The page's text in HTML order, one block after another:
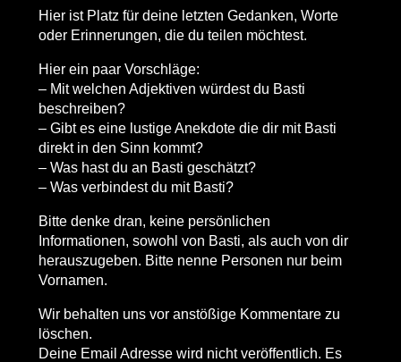
Hier ist Platz für deine letzten Gedanken, Worte
oder Erinnerungen, die du teilen möchtest.
Hier ein paar Vorschläge:
– Mit welchen Adjektiven würdest du Basti
beschreiben?
– Gibt es eine lustige Anekdote die dir mit Basti
direkt in den Sinn kommt?
– Was hast du an Basti geschätzt?
– Was verbindest du mit Basti?
Bitte denke dran, keine persönlichen
Informationen, sowohl von Basti, als auch von dir
herauszugeben. Bitte nenne Personen nur beim
Vornamen.
Wir behalten uns vor anstößige Kommentare zu
löschen.
Deine Email Adresse wird nicht veröffentlich. Es